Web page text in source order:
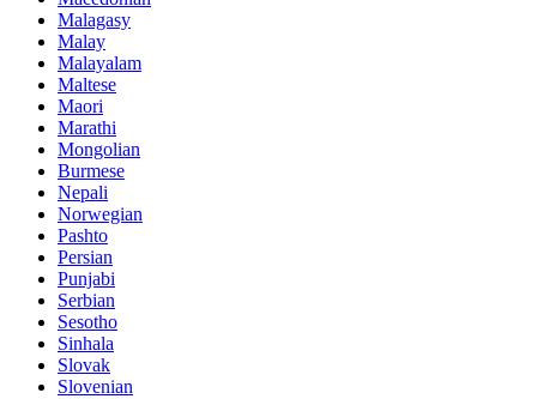
Malagasy
Malay
Malayalam
Maltese
Maori
Marathi
Mongolian
Burmese
Nepali
Norwegian
Pashto
Persian
Punjabi
Serbian
Sesotho
Sinhala
Slovak
Slovenian